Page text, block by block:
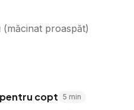
(măcinat proaspăt)
copt 5 min